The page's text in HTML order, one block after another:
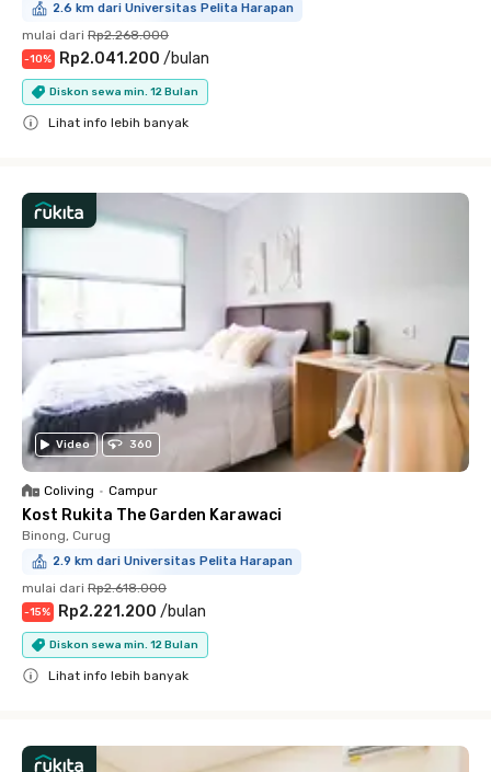
2.6 km dari Universitas Pelita Harapan
mulai dari Rp2.268.000
-10% Rp2.041.200 /bulan
Diskon sewa min. 12 Bulan
Lihat info lebih banyak
Video 360
Coliving • Campur
Kost Rukita The Garden Karawaci
Binong, Curug
2.9 km dari Universitas Pelita Harapan
mulai dari Rp2.618.000
-15% Rp2.221.200 /bulan
Diskon sewa min. 12 Bulan
Lihat info lebih banyak